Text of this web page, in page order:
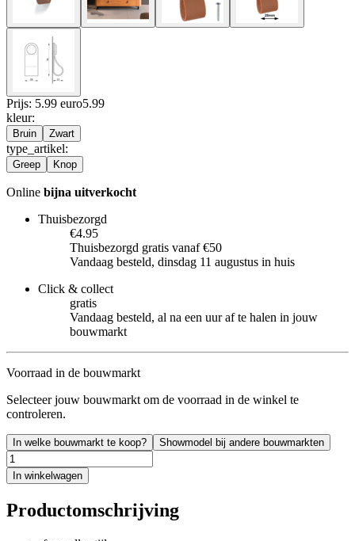
Prijs: 5.99 euro5.99
kleur:
Bruin Zwart
type_artikel:
Greep Knop
Online bijna uitverkocht
Thuisbezorgd
€4.95
Thuisbezorgd gratis vanaf €50
Vandaag besteld, dinsdag 11 augustus in huis
Click & collect
gratis
Vandaag besteld, al na een uur af te halen in jouw
bouwmarkt
Voorraad in de bouwmarkt
Selecteer jouw bouwmarkt om de voorraad in de winkel te
controleren.
In welke bouwmarkt te koop? Showmodel bij andere bouwmarkten
In winkelwagen
Productomschrijving